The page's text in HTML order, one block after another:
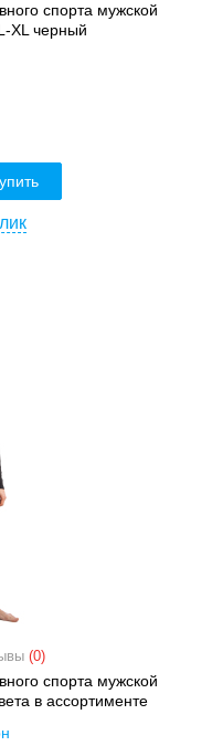
спорта мужской
XL черный
(0)
спорта мужской
в ассортименте